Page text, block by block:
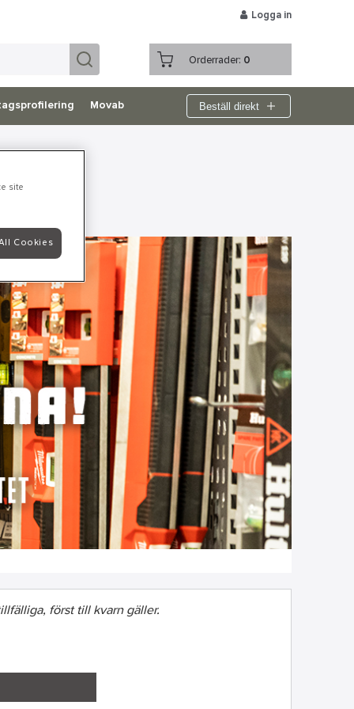
Logga in
Orderrader: 0
Movab Beställ direkt
först till kvarn gäller.
site
Cookies